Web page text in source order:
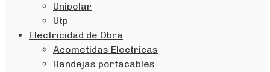
Unipolar
Utp
Electricidad de Obra
Acometidas Electricas
Bandejas portacables